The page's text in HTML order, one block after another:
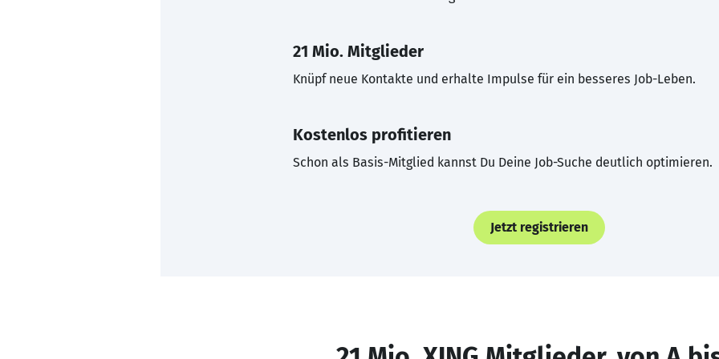
21 Mio. Mitglieder
Knüpf neue Kontakte und erhalte Impulse für ein besseres Job-Leben.
Kostenlos profitieren
Schon als Basis-Mitglied kannst Du Deine Job-Suche deutlich optimieren.
Jetzt registrieren